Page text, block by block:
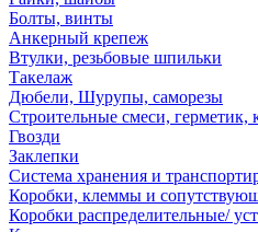
Болты, винты
Анкерный крепеж
Втулки, резьбовые шпильки
Такелаж
Дюбели, Шурупы, саморезы
Строительные смеси, герметик,
Гвозди
Заклепки
Система хранения и
Коробки, клеммы и
Коробки распределительные/